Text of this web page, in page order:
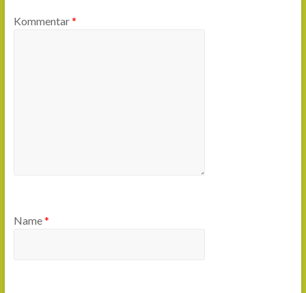
Kommentar*
Name*